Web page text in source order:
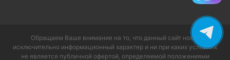
Обращаем Ваше внимание на то, что данный сайт носит
исключительно информационный характер и ни при каких условиях
не является публичной офертой, определяемой положениями